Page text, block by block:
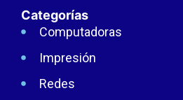
Categorías
Computadoras
Impresión
Redes